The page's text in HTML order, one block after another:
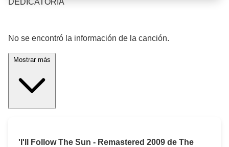
DEDICATORIA
No se encontró la información de la canción.
'I'll Follow The Sun - Remastered 2009 de The